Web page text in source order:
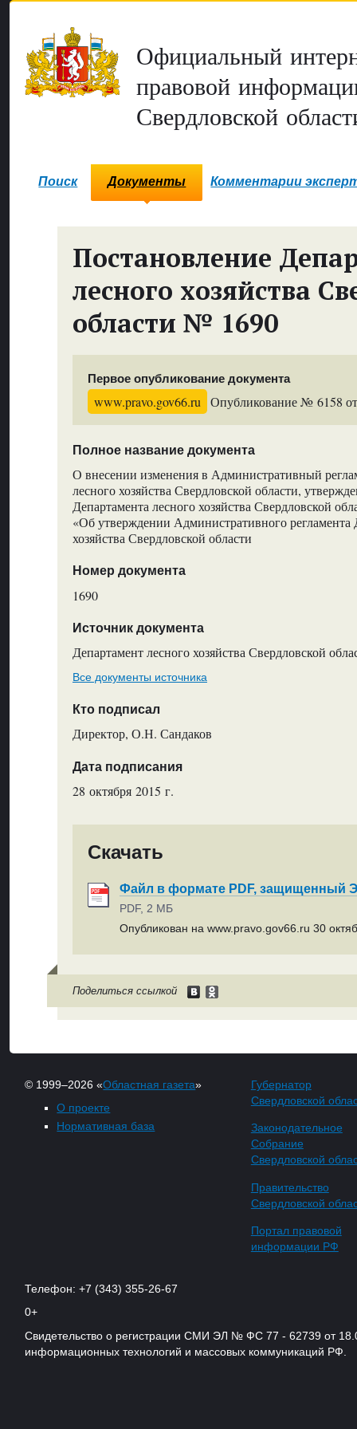
Официальный
правовой
Свердловской
Поиск Документы Комментарии
Постановление
лесного хозяйства
области № 1690
Первое опубликование документа
www.pravo.gov66.ru Опубликование № 6158
Полное название документа
О внесении изменения в Административный
лесного хозяйства Свердловской области,
Департамента лесного хозяйства Свердловской
«Об утверждении Административного регламента
хозяйства Свердловской области
Номер документа
1690
Источник документа
Департамент лесного хозяйства Свердловской
Все документы источника
Кто подписал
Директор, О.Н. Сандаков
Дата подписания
28 октября 2015 г.
Скачать
Файл в формате PDF, защищенный
PDF, 2 МБ
Опубликован на www.pravo.gov66.ru 30
Поделиться ссылкой
© 1999–2026 «Областная газета»
О проекте
Нормативная база
Губернатор
Свердловской
Законодательное
Собрание
Свердловской
Правительство
Свердловской
Портал правовой
информации РФ
Телефон: +7 (343) 355-26-67
0+
Свидетельство о регистрации СМИ ЭЛ № ФС 77 - 62739 от
информационных технологий и массовых коммуникаций РФ.